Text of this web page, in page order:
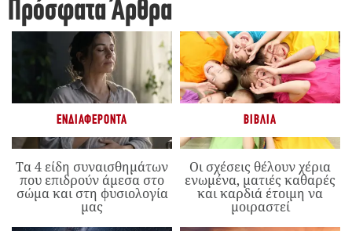
Πρόσφατα Άρθρα
ΕΝΔΙΑΦΈΡΟΝΤΑ
Τα 4 είδη συναισθημάτων
που επιδρούν άμεσα στο
σώμα και στη φυσιολογία
μας
ΒΙΒΛΊΑ
Οι σχέσεις θέλουν χέρια
ενωμένα, ματιές καθαρές
και καρδιά έτοιμη να
μοιραστεί